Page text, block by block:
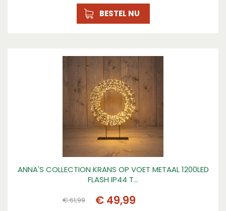
BESTEL NU
ANNA'S COLLECTION KRANS OP VOET METAAL 1200LED
FLASH IP44 T…
€61,99 € 49,99